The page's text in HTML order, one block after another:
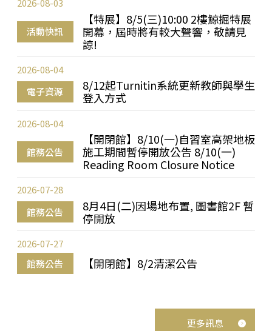
活動快訊
【特展】8/5(三)10:00 2樓鯨掘特展
開幕，屆時將有較大聲響，敬請見
諒!
2026-08-03
電子資源
8/12起Turnitin系統更新教師與學生
登入方式
2026-08-04
館務公告
【開閉館】8/10(一)自習室高架地板
施工期間暫停開放公告 8/10(一)
Reading Room Closure Notice
2026-08-04
館務公告
8月4日(二)因場地布置, 圖書館2F 暫
停開放
2026-07-28
館務公告 【開閉館】8/2清潔公告
2026-07-27
更多訊息